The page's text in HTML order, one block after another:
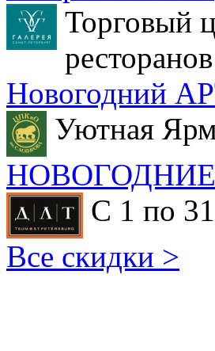
Торговый
Новогодний
Уютная
С 1 по
Все скидки >